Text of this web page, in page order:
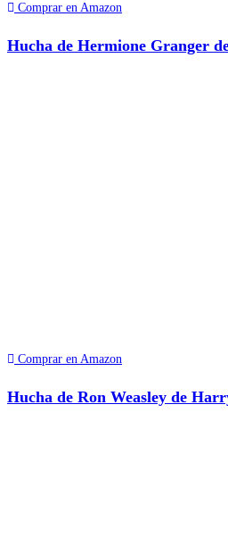
Comprar en Amazon
Hucha de Hermione Granger
Comprar en Amazon
Hucha de Ron Weasley de